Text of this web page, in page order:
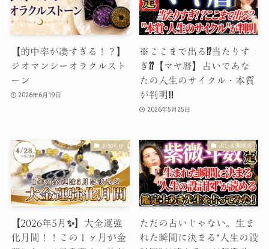
【的中率が凄すぎる！？】
ジオマンシーオラクルスト
ーン
2026年6月19日
※ここまで出る⁉︎当たりす
ぎ⁇【マヤ暦】占いであな
たの人生のサイクル・本質
が判明‼️
2026年5月25日
お知らせ
【2026年5月✨】大金運強
化月間！！この１ヶ月が金
占い＆開運法
ただの占いじゃない。生ま
れた瞬間に決まる“人生の設